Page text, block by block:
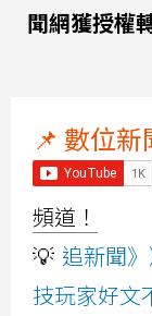
聞網獲授權
📌 數位新
頻道！
💡 追新聞
技玩家好文